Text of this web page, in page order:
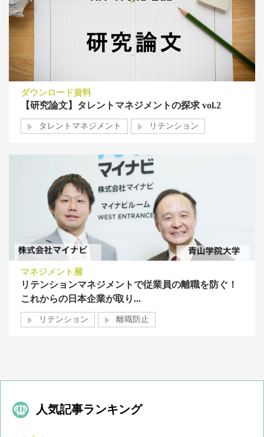
ダウンロード資料
【研究論文】タレントマネジメントの探求 vol.2
タレントマネジメント リテンション
マネジメント層
リテンションマネジメントで従業員の離職を防ぐ！
これからの日本企業が取り...
リテンション 離職防止
人気記事ランキング